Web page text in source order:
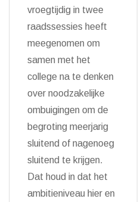
vroegtijdig in twee
raadssessies heeft
meegenomen om
samen met het
college na te denken
over noodzakelijke
ombuigingen om de
begroting meerjarig
sluitend of nagenoeg
sluitend te krijgen.
Dat houd in dat het
ambitieniveau hier en